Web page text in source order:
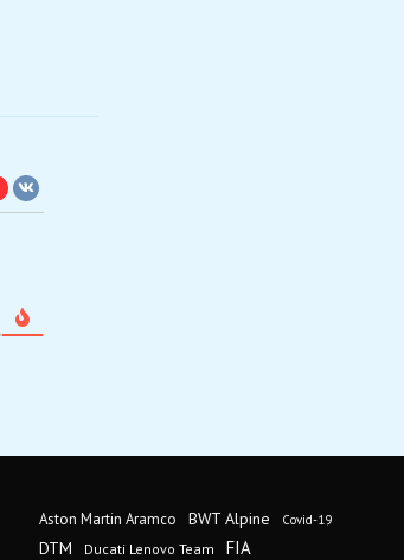
Aston Martin Aramco BWT Alpine Covid-19
DTM Ducati Lenovo Team FIA